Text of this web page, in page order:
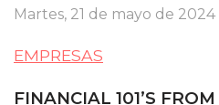
Martes, 21 de mayo de
EMPRESAS
FINANCIAL 101’S